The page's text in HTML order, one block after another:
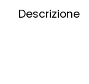
Descrizione